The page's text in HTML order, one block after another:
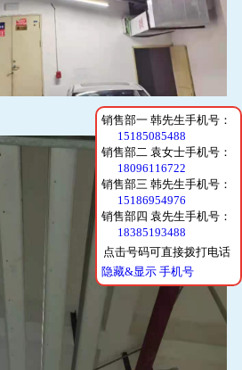
销售部一 韩先生手机号：
15185085488
销售部二 袁女士手机号：
18096116722
销售部三 韩先生手机号：
15186954976
销售部四 袁先生手机号：
18385193488
点击号码可直接拨打电话
隐藏&显示 手机号